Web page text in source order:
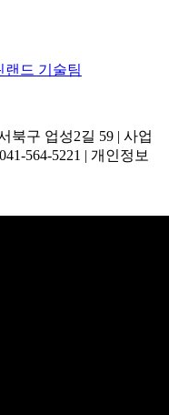
랜드 기술팀
북구 업성2길 59 | 사업
564-5221 | 개인정보